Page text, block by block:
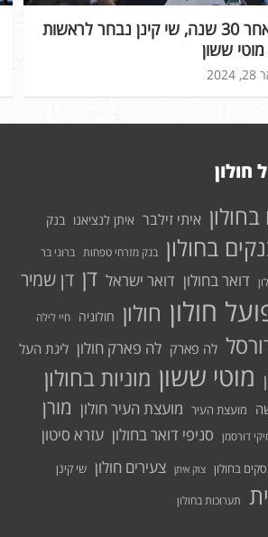
מהפך בחולון: לאחר 30 שנה, שי קינן נבחר לראשות
ששון
חולון
איתי זילבר איתן לנציאנו בנק
בחולון בנק מזרחי טפחות ברוני בר
דואר בחולון דואר ישראל דן דן שמיר
חולון חולון חולוניה חיי לילה
לה פארק לה פארק חולון ליגת העל
מוטי ששון מוניות בחולון
מועצת העיר מועצת העיר חולון מורן
דורסמן סניפי דואר בחולון עזרא סיטון
בחולון צוק איתן צעירים חולון שי קינן
תערוכות בחולון